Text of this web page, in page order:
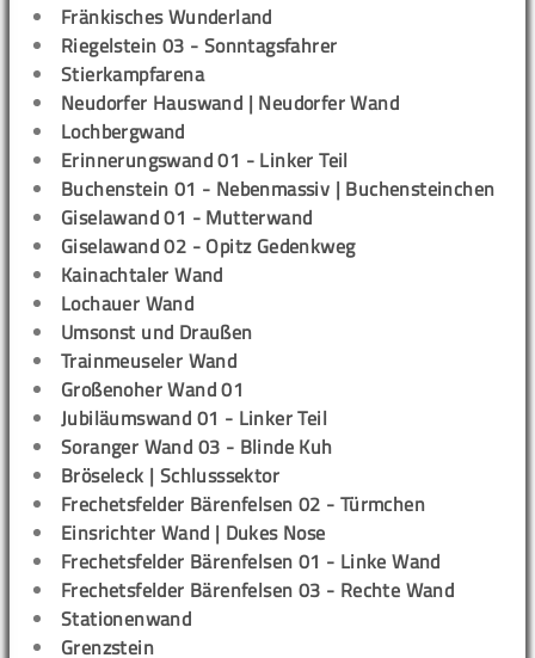
Fränkisches Wunderland
Riegelstein 03 - Sonntagsfahrer
Stierkampfarena
Neudorfer Hauswand | Neudorfer Wand
Lochbergwand
Erinnerungswand 01 - Linker Teil
Buchenstein 01 - Nebenmassiv | Buchensteinchen
Giselawand 01 - Mutterwand
Giselawand 02 - Opitz Gedenkweg
Kainachtaler Wand
Lochauer Wand
Umsonst und Draußen
Trainmeuseler Wand
Großenoher Wand 01
Jubiläumswand 01 - Linker Teil
Soranger Wand 03 - Blinde Kuh
Bröseleck | Schlusssektor
Frechetsfelder Bärenfelsen 02 - Türmchen
Einsrichter Wand | Dukes Nose
Frechetsfelder Bärenfelsen 01 - Linke Wand
Frechetsfelder Bärenfelsen 03 - Rechte Wand
Stationenwand
Grenzstein